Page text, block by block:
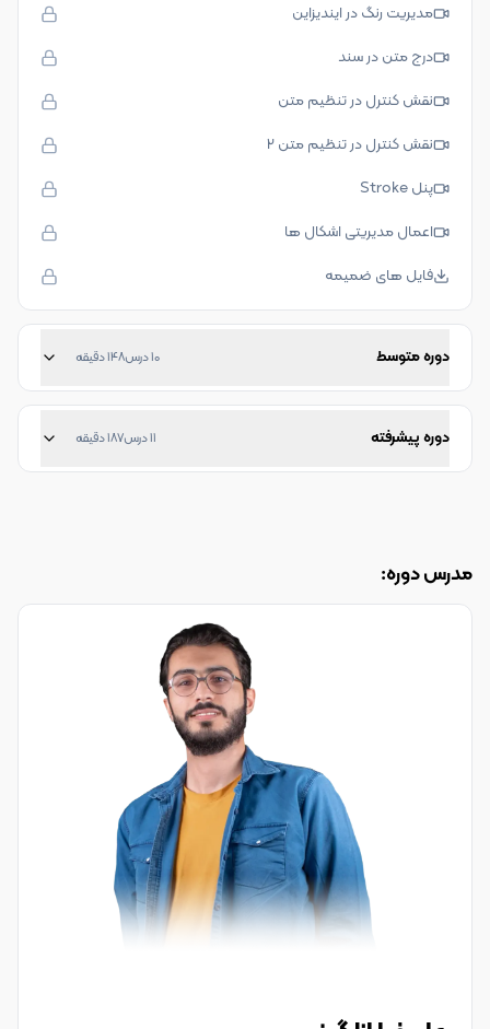
مدیریت رنگ در ایندیزاین
درج متن در سند
نقش کنترل در تنظیم متن
نقش کنترل در تنظیم متن 2
پنل Stroke
اعمال مدیریتی اشکال ها
فایل های ضمیمه
دوره متوسط 10درس148دقیقه
دوره پیشرفته 11درس187دقیقه
مدرس دوره: